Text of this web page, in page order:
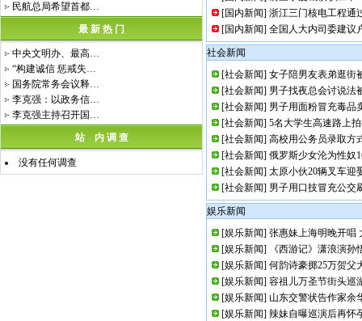
民航总局希望首都…
最 新 热 门
中央文明办、最高…
“构建诚信 惩戒失…
国务院常务会议释…
李克强：以政务信…
李克强主持召开国…
站 内 调 查
没有任何调查
[国内新闻] 浙江三门核电工程通
[国内新闻] 全国人大内司委建
社会新闻
[社会新闻] 女子陪男友表弟逛街
[社会新闻] 男子找夜总会讨说法
[社会新闻] 男子用面粉冒充毒品
[社会新闻] 5名大学生高速路上
[社会新闻] 高校用公务员录取
[社会新闻] 俄罗斯少女沦为性奴
[社会新闻] 太原小伙20辆叉车迎
[社会新闻] 男子用口技冒充公交
娱乐新闻
[娱乐新闻] 张惠妹上海明晚开唱
[娱乐新闻]
《西游记》潇浪演
[娱乐新闻] 何韵诗豪掷25万贺
[娱乐新闻] 容祖儿万圣节街头巡
[娱乐新闻] 山东交警状告作家
[娱乐新闻] 辣妹自曝巡演后再怀